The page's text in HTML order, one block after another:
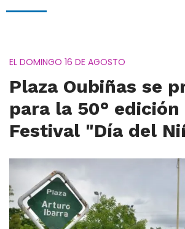
EL DOMINGO 16 DE AGOSTO
Plaza Oubiñas se
para la 50°
Festival "Día del